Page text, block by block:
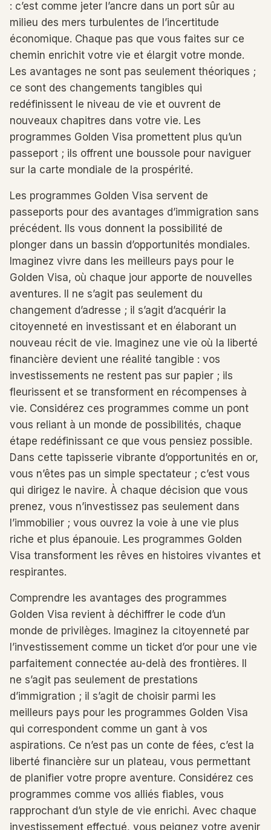
: c’est comme jeter l’ancre dans un port sûr au
milieu des mers turbulentes de l’incertitude
économique. Chaque pas que vous faites sur ce
chemin enrichit votre vie et élargit votre monde.
Les avantages ne sont pas seulement théoriques ;
ce sont des changements tangibles qui
redéfinissent le niveau de vie et ouvrent de
nouveaux chapitres dans votre vie. Les
programmes Golden Visa promettent plus qu’un
passeport ; ils offrent une boussole pour naviguer
sur la carte mondiale de la prospérité.
Les programmes Golden Visa servent de
passeports pour des avantages d’immigration sans
précédent. Ils vous donnent la possibilité de
plonger dans un bassin d’opportunités mondiales.
Imaginez vivre dans les meilleurs pays pour le
Golden Visa, où chaque jour apporte de nouvelles
aventures. Il ne s’agit pas seulement du
changement d’adresse ; il s’agit d’acquérir la
citoyenneté en investissant et en élaborant un
nouveau récit de vie. Imaginez une vie où la liberté
financière devient une réalité tangible : vos
investissements ne restent pas sur papier ; ils
fleurissent et se transforment en récompenses à
vie. Considérez ces programmes comme un pont
vous reliant à un monde de possibilités, chaque
étape redéfinissant ce que vous pensiez possible.
Dans cette tapisserie vibrante d’opportunités en or,
vous n’êtes pas un simple spectateur ; c’est vous
qui dirigez le navire. À chaque décision que vous
prenez, vous n’investissez pas seulement dans
l’immobilier ; vous ouvrez la voie à une vie plus
riche et plus épanouie. Les programmes Golden
Visa transforment les rêves en histoires vivantes et
respirantes.
Comprendre les avantages des programmes
Golden Visa revient à déchiffrer le code d’un
monde de privilèges. Imaginez la citoyenneté par
l’investissement comme un ticket d’or pour une vie
parfaitement connectée au-delà des frontières. Il
ne s’agit pas seulement de prestations
d’immigration ; il s’agit de choisir parmi les
meilleurs pays pour les programmes Golden Visa
qui correspondent comme un gant à vos
aspirations. Ce n’est pas un conte de fées, c’est la
liberté financière sur un plateau, vous permettant
de planifier votre propre aventure. Considérez ces
programmes comme vos alliés fiables, vous
rapprochant d’un style de vie enrichi. Avec chaque
investissement effectué, vous peignez votre avenir